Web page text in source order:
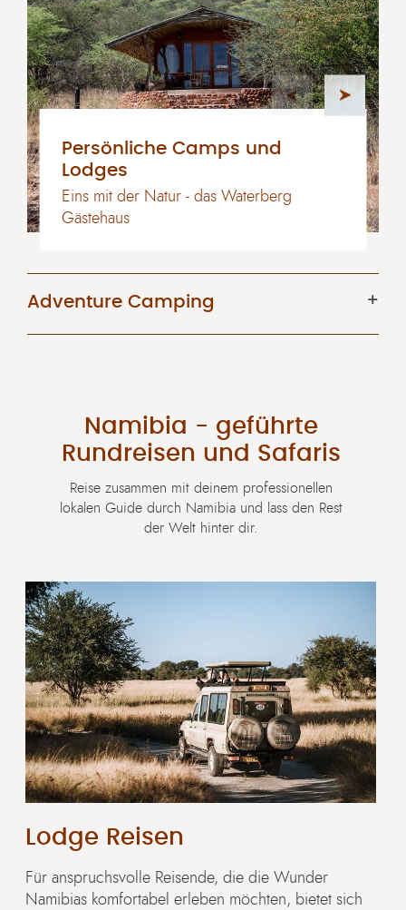
Persönliche Camps und
Lodges
Eins mit der Natur - das Waterberg
Gästehaus
Adventure Camping
Namibia - geführte
Rundreisen und Safaris
Reise zusammen mit deinem professionellen
lokalen Guide durch Namibia und lass den Rest
der Welt hinter dir.
Lodge Reisen
Für anspruchsvolle Reisende, die die Wunder
Namibias komfortabel erleben möchten, bietet sich